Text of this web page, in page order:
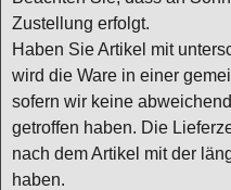
Zustellung erfolgt.
Haben Sie Artikel mit
wird die Ware in einer
sofern wir keine
getroffen haben. Die
nach dem Artikel mit der
haben.